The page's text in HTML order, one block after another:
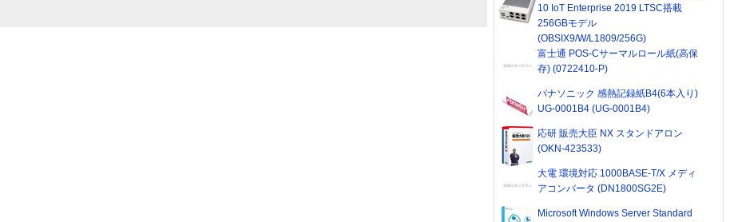
10 IoT Enterprise 2019 LTSC搭載
256GBモデル
(OBSIX9/W/L1809/256G)
富士通 POS-Cサーマルロール紙(高保
存) (0722410-P)
パナソニック 感熱記録紙B4(6本入り)
UG-0001B4 (UG-0001B4)
応研 販売大臣 NX スタンドアロン
(OKN-423533)
大電 環境対応 1000BASE-T/X メディ
アコンバータ (DN1800SG2E)
Microsoft Windows Server Standard